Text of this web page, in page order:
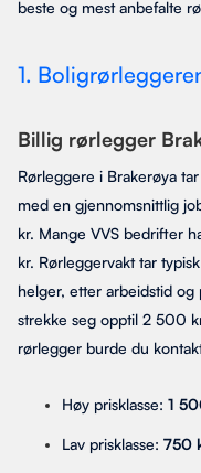
beste og mest anbefalte
1.
Billig rørlegger
Rørleggere i Brakerøya
med en gjennomsnittlig
kr. Mange VVS bedrifter
kr. Rørleggervakt tar
helger, etter arbeidstid og
strekke seg opptil 2 500
rørlegger burde du
Høy prisklasse: 1
Lav prisklasse: 750